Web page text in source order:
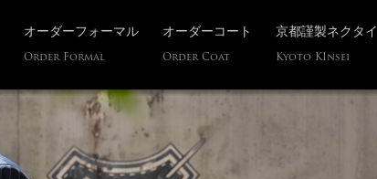
オーダーフォーマル
Order Formal
オーダーコート
Order Coat
京都謹製ネクタイ
Kyoto KInsei